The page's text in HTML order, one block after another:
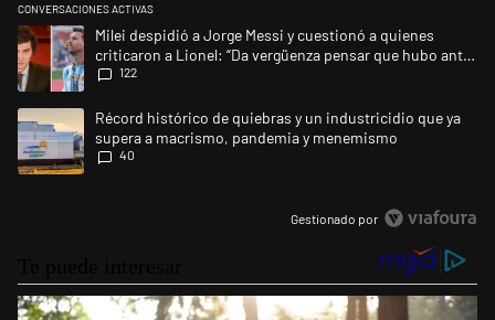
CONVERSACIONES ACTIVAS
Este listado muestra los artículos con más comentarios en los últimos
Un artículo de tendencia con el título "Milei despidió a Jorge Messi y
Milei despidió a Jorge Messi y cuestionó a quienes
criticaron a Lionel: “Da vergüenza pensar que hubo anti-
Messi”
122
Un artículo de tendencia con el título "Récord histórico de quiebras y
Récord histórico de quiebras y un industricidio que ya
supera a macrismo, pandemia y menemismo
40
Gestionado por